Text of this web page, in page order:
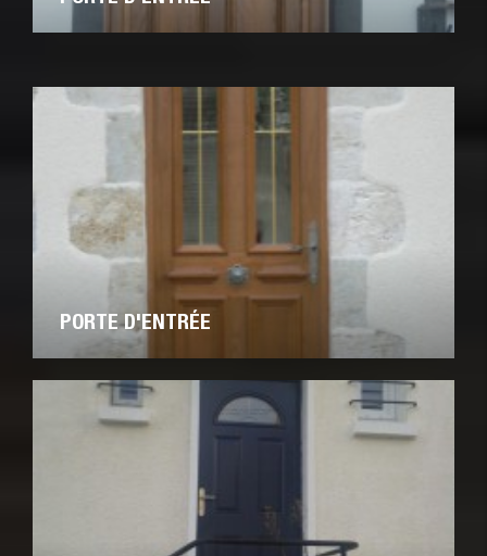
PORTE D'ENTRÉE